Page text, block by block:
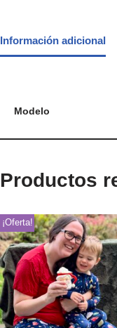
Información adicional
Modelo
Productos
¡Oferta!